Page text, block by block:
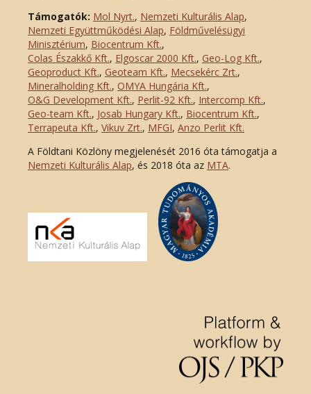
Támogatók: Mol Nyrt., Nemzeti Kulturális Alap,
Nemzeti Együttműködési Alap, Földművelésügyi
Minisztérium, Biocentrum Kft.,
Colas Északkő Kft., Elgoscar 2000 Kft., Geo-Log Kft.,
Geoproduct Kft., Geoteam Kft., Mecsekérc Zrt.,
Mineralholding Kft., OMYA Hungária Kft.,
O&G Development Kft., Perlit-92 Kft., Intercomp Kft.,
Geo-team Kft., Josab Hungary Kft., Biocentrum Kft.,
Terrapeuta Kft., Vikuv Zrt., MFGI, Anzo Perlit Kft.
A Földtani Közlöny megjelenését 2016 óta támogatja a
Nemzeti Kulturális Alap, és 2018 óta az MTA.